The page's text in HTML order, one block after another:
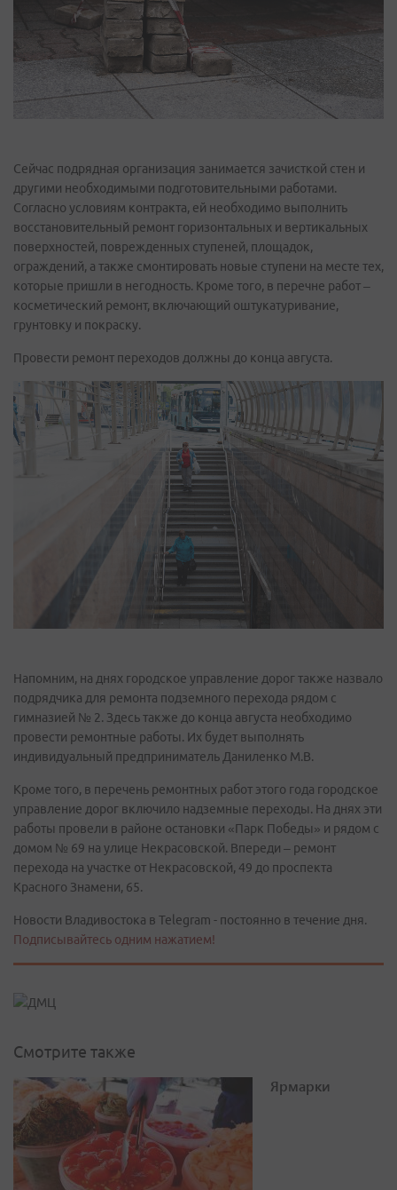
Сейчас подрядная организация занимается зачисткой стен и
другими необходимыми подготовительными работами.
Согласно условиям контракта, ей необходимо выполнить
восстановительный ремонт горизонтальных и вертикальных
поверхностей, поврежденных ступеней, площадок,
ограждений, а также смонтировать новые ступени на месте тех,
которые пришли в негодность. Кроме того, в перечне работ –
косметический ремонт, включающий оштукатуривание,
грунтовку и покраску.
Провести ремонт переходов должны до конца августа.
Напомним, на днях городское управление дорог также назвало
подрядчика для ремонта подземного перехода рядом с
гимназией № 2. Здесь также до конца августа необходимо
провести ремонтные работы. Их будет выполнять
индивидуальный предприниматель Даниленко М.В.
Кроме того, в перечень ремонтных работ этого года городское
управление дорог включило надземные переходы. На днях эти
работы провели в районе остановки «Парк Победы» и рядом с
домом № 69 на улице Некрасовской. Впереди – ремонт
перехода на участке от Некрасовской, 49 до проспекта
Красного Знамени, 65.
Новости Владивостока в Telegram - постоянно в течение дня.
Подписывайтесь одним нажатием!
Смотрите также
Ярмарки